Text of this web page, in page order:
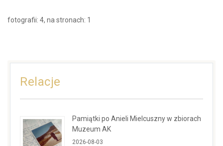
fotografii: 4, na stronach: 1
Relacje
Pamiątki po Anieli Mielcuszny w zbiorach
Muzeum AK
2026-08-03